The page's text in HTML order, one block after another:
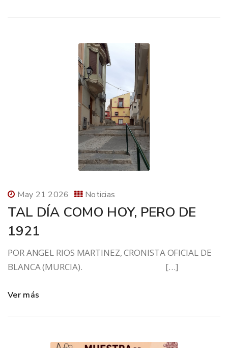
May 21 2026 Noticias
TAL DÍA COMO HOY, PERO DE
1921
POR ANGEL RIOS MARTINEZ, CRONISTA OFICIAL DE
BLANCA (MURCIA). […]
Ver más